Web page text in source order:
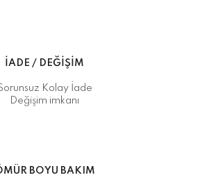
İADE / DEĞİŞİM
Kolay İade
Değişim imkanı
BOYU BAKIM